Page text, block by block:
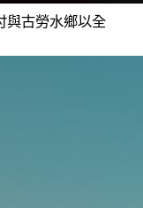
與古勞水鄉以全